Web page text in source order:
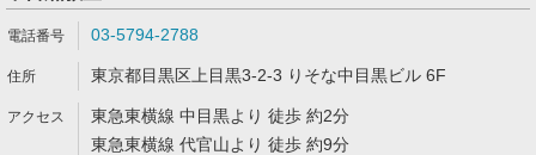
03-5794-2788
東京都目黒区上目黒3-2-3 りそな中目黒ビル 6F
東急東横線 中目黒より 徒歩 約2分
東急東横線 代官山より 徒歩 約9分